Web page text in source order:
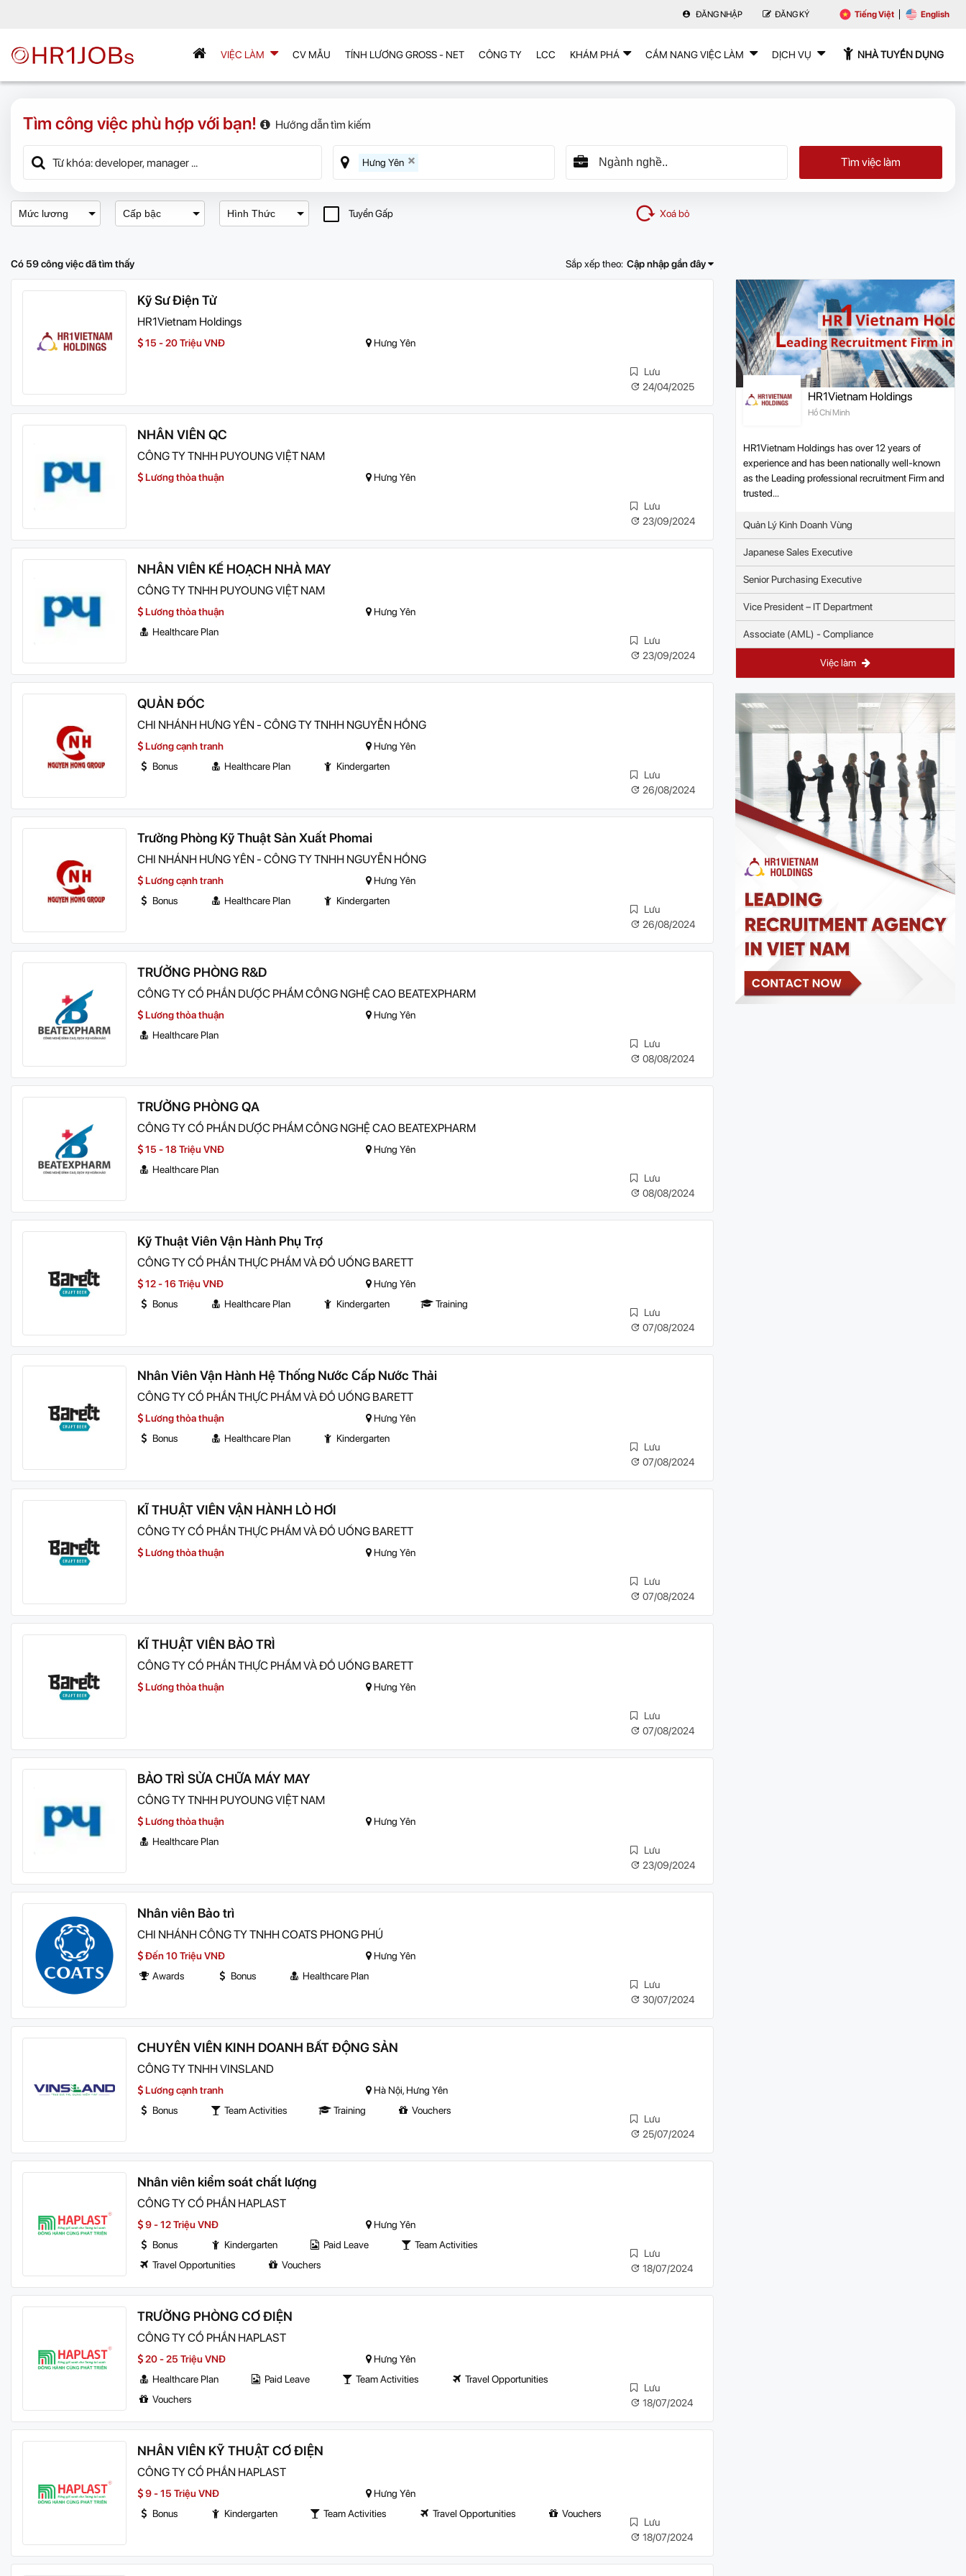
ĐĂNG NHẬP ĐĂNG KÝ Tiếng Việt English
VIỆC LÀM CV MẪU TÍNH LƯƠNG GROSS - NET CÔNG TY LCC KHÁM PHÁ CẨM NANG VIỆC LÀM DỊCH VỤ NHÀ TUYỂN DỤNG
Tìm công việc phù hợp với bạn! Hướng dẫn tìm kiếm
Hưng Yên Tìm việc làm
Mức lương Cấp bậc Hình Thức Tuyển Gấp Xoá bỏ
Có 59 công việc đã tìm thấy Sắp xếp theo: Cập nhập gần đây
Kỹ Sư Điện Tử
HR1Vietnam Holdings
15 - 20 Triệu VNĐ Hưng Yên
Lưu
24/04/2025
NHÂN VIÊN QC
CÔNG TY TNHH PUYOUNG VIỆT NAM
Lương thỏa thuận Hưng Yên
Lưu
23/09/2024
NHÂN VIÊN KẾ HOẠCH NHÀ MAY
CÔNG TY TNHH PUYOUNG VIỆT NAM
Lương thỏa thuận
Hưng Yên
Healthcare Plan
Lưu
23/09/2024
QUẢN ĐỐC
CHI NHÁNH HƯNG YÊN - CÔNG TY TNHH NGUYỄN HỒNG
Lương cạnh tranh
Hưng Yên
Bonus
Healthcare Plan Kindergarten
Lưu
26/08/2024
Trưởng Phòng Kỹ Thuật Sản Xuất Phomai
CHI NHÁNH HƯNG YÊN - CÔNG TY TNHH NGUYỄN HỒNG
Lương cạnh tranh
Hưng Yên
Bonus
Healthcare Plan Kindergarten
Lưu
26/08/2024
TRƯỞNG PHÒNG R&D
CÔNG TY CỔ PHẦN DƯỢC PHẨM CÔNG NGHỆ CAO BEATEXPHARM
Lương thỏa thuận
Hưng Yên
Healthcare Plan
Lưu
08/08/2024
TRƯỞNG PHÒNG QA
CÔNG TY CỔ PHẦN DƯỢC PHẨM CÔNG NGHỆ CAO BEATEXPHARM
15 - 18 Triệu VNĐ
Hưng Yên
Healthcare Plan
Lưu
08/08/2024
Kỹ Thuật Viên Vận Hành Phụ Trợ
CÔNG TY CỔ PHẦN THỰC PHẨM VÀ ĐỒ UỐNG BARETT
12 - 16 Triệu VNĐ
Hưng Yên
Bonus
Healthcare Plan Kindergarten Training
Lưu
07/08/2024
Nhân Viên Vận Hành Hệ Thống Nước Cấp Nước Thải
CÔNG TY CỔ PHẦN THỰC PHẨM VÀ ĐỒ UỐNG BARETT
Lương thỏa thuận
Hưng Yên
Bonus
Healthcare Plan Kindergarten
Lưu
07/08/2024
KĨ THUẬT VIÊN VẬN HÀNH LÒ HƠI
CÔNG TY CỔ PHẦN THỰC PHẨM VÀ ĐỒ UỐNG BARETT
Lương thỏa thuận Hưng Yên
Lưu
07/08/2024
KĨ THUẬT VIÊN BẢO TRÌ
CÔNG TY CỔ PHẦN THỰC PHẨM VÀ ĐỒ UỐNG BARETT
Lương thỏa thuận Hưng Yên
Lưu
07/08/2024
BẢO TRÌ SỬA CHỮA MÁY MAY
CÔNG TY TNHH PUYOUNG VIỆT NAM
Lương thỏa thuận
Hưng Yên
Healthcare Plan
Lưu
23/09/2024
Nhân viên Bảo trì
CHI NHÁNH CÔNG TY TNHH COATS PHONG PHÚ
Đến 10 Triệu VNĐ
Hưng Yên
Awards
Bonus Healthcare Plan
Lưu
30/07/2024
CHUYÊN VIÊN KINH DOANH BẤT ĐỘNG SẢN
CÔNG TY TNHH VINSLAND
Lương cạnh tranh
Hà Nội, Hưng Yên
Bonus
Team Activities Training Vouchers
Lưu
25/07/2024
Nhân viên kiểm soát chất lượng
CÔNG TY CỔ PHẦN HAPLAST
9 - 12 Triệu VNĐ
Hưng Yên
Bonus
Kindergarten Paid Leave
Team Activities
Travel Opportunities
Vouchers
Lưu
18/07/2024
TRƯỞNG PHÒNG CƠ ĐIỆN
CÔNG TY CỔ PHẦN HAPLAST
20 - 25 Triệu VNĐ
Hưng Yên
Healthcare Plan
Paid Leave Team Activities
Travel Opportunities
Vouchers
Lưu
18/07/2024
NHÂN VIÊN KỸ THUẬT CƠ ĐIỆN
CÔNG TY CỔ PHẦN HAPLAST
9 - 15 Triệu VNĐ
Hưng Yên
Bonus
Kindergarten Team Activities Travel Opportunities Vouchers
Lưu
18/07/2024
HR1Vietnam Holdings
Hồ Chí Minh
HR1Vietnam Holdings has over 12 years of
experience and has been nationally well-known
as the Leading professional recruitment Firm and
trusted...
Quản Lý Kinh Doanh Vùng
Japanese Sales Executive
Senior Purchasing Executive
Vice President – IT Department
Associate (AML) - Compliance
Việc làm